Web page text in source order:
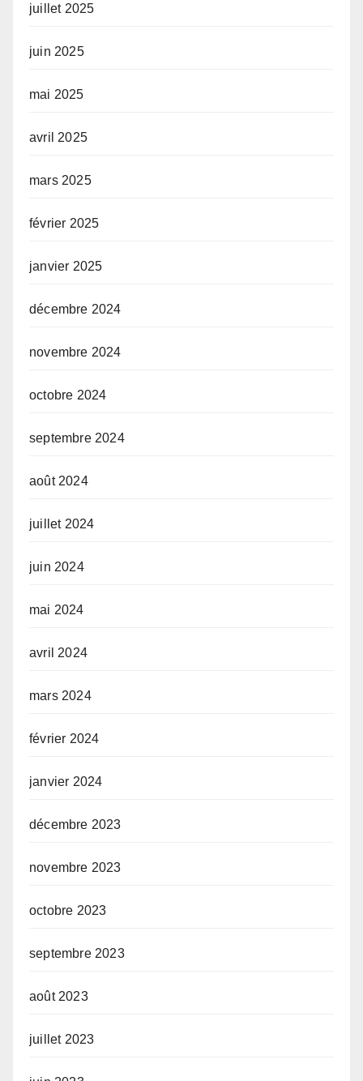
juillet 2025
juin 2025
mai 2025
avril 2025
mars 2025
février 2025
janvier 2025
décembre 2024
novembre 2024
octobre 2024
septembre 2024
août 2024
juillet 2024
juin 2024
mai 2024
avril 2024
mars 2024
février 2024
janvier 2024
décembre 2023
novembre 2023
octobre 2023
septembre 2023
août 2023
juillet 2023